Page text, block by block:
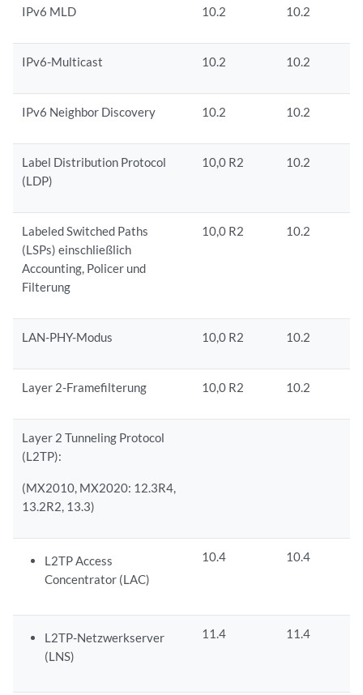
IPv6 MLD 10.2 10.2
IPv6-Multicast 10.2 10.2
IPv6 Neighbor Discovery 10.2 10.2
Label Distribution Protocol
(LDP)
10,0 R2 10.2
Labeled Switched Paths
(LSPs) einschließlich
Accounting, Policer und
Filterung
10,0 R2 10.2
LAN-PHY-Modus 10,0 R2 10.2
Layer 2-Framefilterung 10,0 R2 10.2
Layer 2 Tunneling Protocol
(L2TP):
(MX2010, MX2020: 12.3R4,
13.2R2, 13.3)
L2TP Access
Concentrator (LAC)
10.4 10.4
L2TP-Netzwerkserver
(LNS)
11.4 11.4